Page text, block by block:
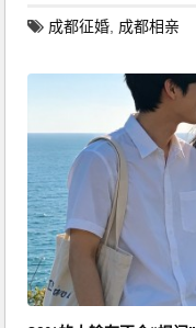
成都征婚 成都相亲